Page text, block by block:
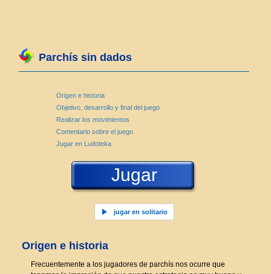
Parchís sin dados
Origen e historia
Objetivo, desarrollo y final del juego
Realizar los movimientos
Comentario sobre el juego
Jugar en Ludoteka
Jugar
jugar en solitario
Origen e historia
Frecuentemente a los jugadores de parchís nos ocurre que